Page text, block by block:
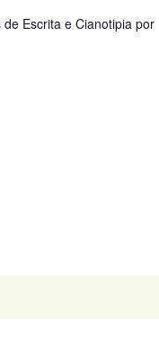
Escrita e Cianotipia por